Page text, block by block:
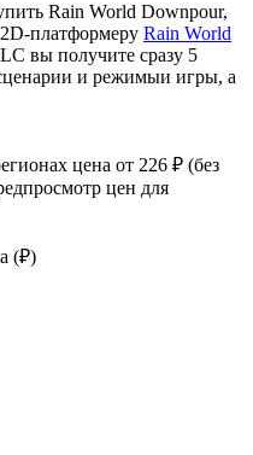
Rain World Downpour,
платформеру Rain World
вы получите сразу 5
и режимыи игры, а
цена от 226 ₽ (без
цен для
(₽)